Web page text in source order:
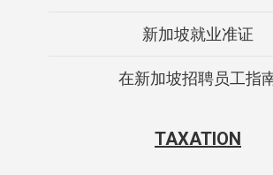
新加坡就业准证
在新加坡招聘员工指
TAXATION